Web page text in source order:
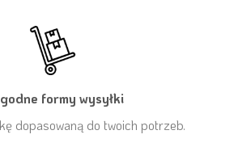
formy wysyłki
dopasowaną do twoich potrzeb.